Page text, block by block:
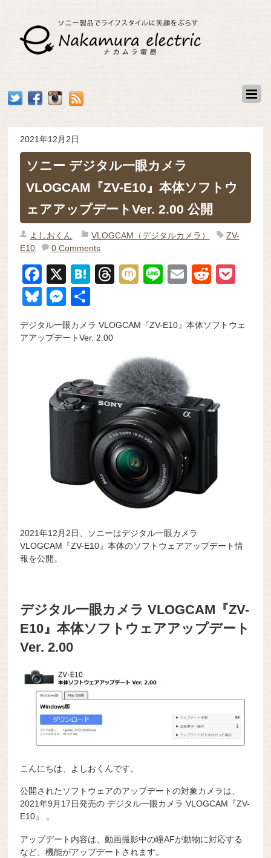
2021年12月2日
ソニー デジタル一眼カメラ
VLOGCAM『ZV-E10』本体ソフトウ
ェアアップデートVer. 2.00 公開
よしおくん VLOGCAM（デジタルカメラ）
ZV-
E10
0 Comments
F
a
c
e
o
k
X
H
n
T
a
s
M
Li
E
R
di et
Bl
e
M
e
ss
n
g
er
デジタル一眼カメラ VLOGCAM『ZV-E10』本体ソフトウェ
アアップデートVer. 2.00
2021年12月2日、ソニーはデジタル一眼カメラ
VLOGCAM『ZV-E10』本体のソフトウェアアップデート情
報を公開。
デジタル一眼カメラ VLOGCAM『ZV-
E10』本体ソフトウェアアップデート
Ver. 2.00
こんにちは、よしおくんです。
公開されたソフトウェアのアップデートの対象カメラは、
2021年9月17日発売の デジタル一眼カメラ VLOGCAM『ZV-
E10』 。
アップデート内容は、動画撮影中の瞳AFが動物に対応する
など、機能がアップデートされます。